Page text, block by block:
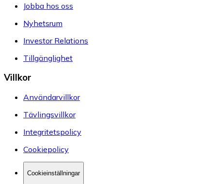
Jobba hos oss
Nyhetsrum
Investor Relations
Tillgänglighet
Villkor
Användarvillkor
Tävlingsvillkor
Integritetspolicy
Cookiepolicy
Cookieinställningar